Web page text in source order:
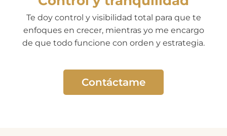
Te doy control y visibilidad total para que te
enfoques en crecer, mientras yo me encargo
de que todo funcione con orden y estrategia.
Contáctame